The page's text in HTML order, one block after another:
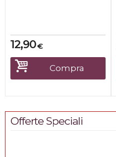
€
12,90
Compra
Offerte Speciali